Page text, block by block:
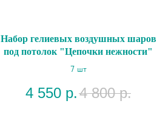
Набор гелиевых воздушных шаров
под потолок "Цепочки нежности"
7 шт
4 550 р.4 800 р.